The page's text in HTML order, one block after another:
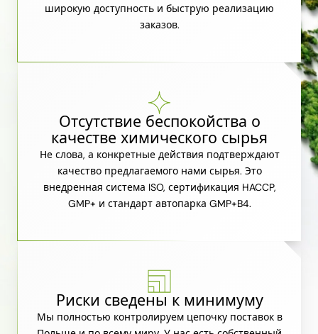
широкую доступность и быструю реализацию
заказов.
Отсутствие беспокойства о
качестве химического сырья
Не слова, а конкретные действия подтверждают
качество предлагаемого нами сырья. Это
внедренная система ISO, сертификация HACCP,
GMP+ и стандарт автопарка GMP+B4.
Риски сведены к минимуму
Мы полностью контролируем цепочку поставок в